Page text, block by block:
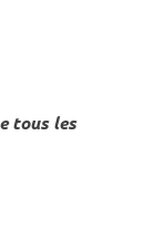
tous les